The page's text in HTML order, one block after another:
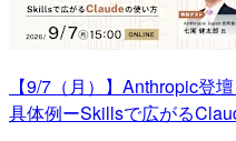
【9/7（月）】Anthropic登
具体例ーSkillsで広がる